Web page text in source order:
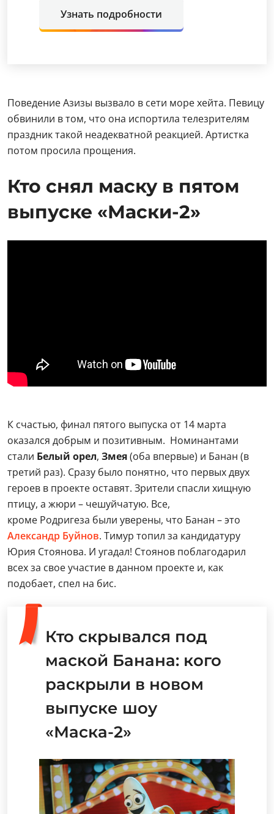
Узнать подробности
Поведение Азизы вызвало в сети море хейта. Певицу
обвинили в том, что она испортила телезрителям
праздник такой неадекватной реакцией. Артистка
потом просила прощения.
Кто снял маску в пятом
выпуске «Маски-2»
К счастью, финал пятого выпуска от 14 марта
оказался добрым и позитивным. Номинантами
стали Белый орел, Змея(оба впервые) и Банан (в
третий раз). Сразу было понятно, что первых двух
героев в проекте оставят. Зрители спасли хищную
птицу, а жюри – чешуйчатую. Все,
кроме Родригеза были уверены, что Банан – это
Александр Буйнов. Тимур топил за кандидатуру
Юрия Стоянова. И угадал! Стоянов поблагодарил
всех за свое участие в данном проекте и, как
подобает, спел на бис.
Кто скрывался под
маской Банана: кого
раскрыли в новом
выпуске шоу
«Маска-2»